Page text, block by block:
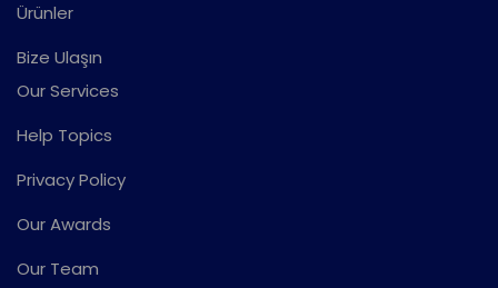
Ürünler
Bize Ulaşın
Our Services
Help Topics
Privacy Policy
Our Awards
Our Team